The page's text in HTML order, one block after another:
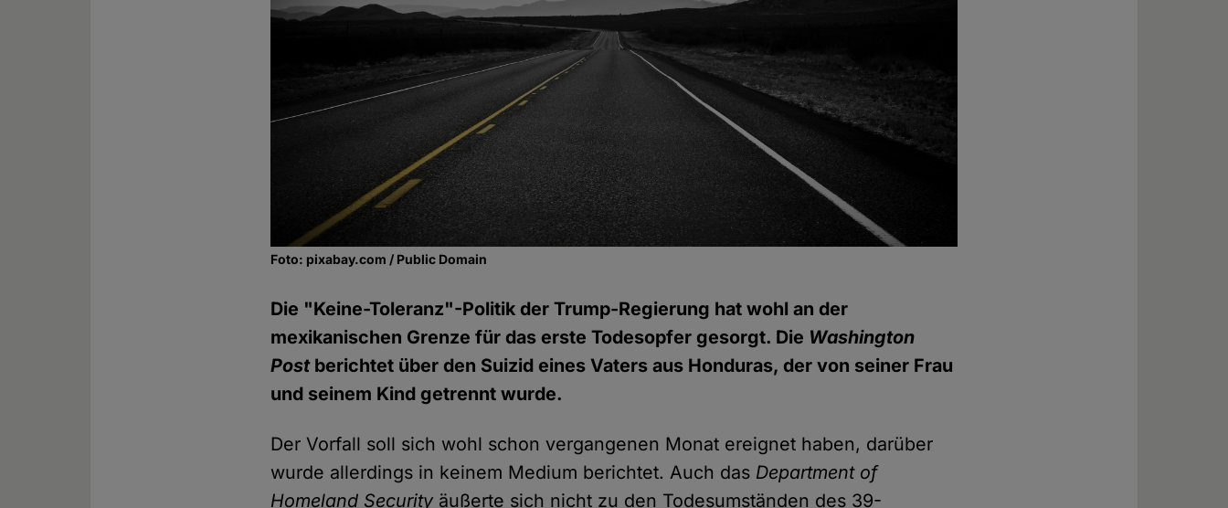
Foto: pixabay.com / Public Domain
Die "Keine-Toleranz"-Politik der Trump-Regierung hat wohl an der
mexikanischen Grenze für das erste Todesopfer gesorgt. Die Washington
Postberichtet über den Suizid eines Vaters aus Honduras, der von seiner Frau
und seinem Kind getrennt wurde.
Der Vorfall soll sich wohl schon vergangenen Monat ereignet haben, darüber
wurde allerdings in keinem Medium berichtet. Auch das Department of
Homeland Securityäußerte sich nicht zu den Todesumständen des 39-